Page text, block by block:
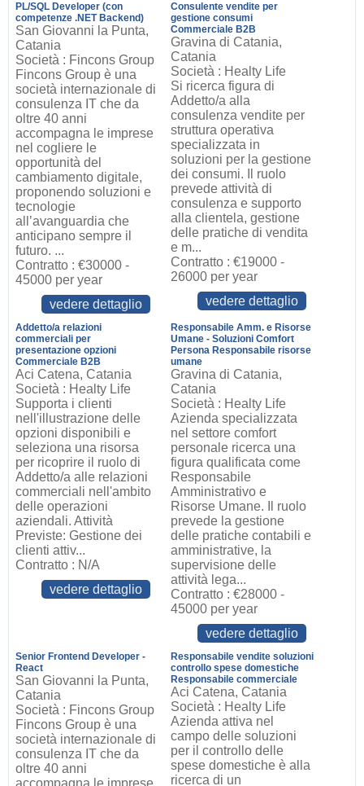
PL/SQL Developer (con
competenze .NET Backend)
San Giovanni la Punta,
Catania
Società : Fincons Group
Fincons Group è una
società internazionale di
consulenza IT che da
oltre 40 anni
accompagna le imprese
nel cogliere le
opportunità del
cambiamento digitale,
proponendo soluzioni e
tecnologie
all’avanguardia che
anticipano sempre il
futuro. ...
Contratto : €30000 -
45000 per year
vedere dettaglio
Consulente vendite per
gestione consumi
Commerciale B2B
Gravina di Catania,
Catania
Società : Healty Life
Si ricerca figura di
Addetto/a alla
consulenza vendite per
struttura operativa
specializzata in
soluzioni per la gestione
dei consumi. Il ruolo
prevede attività di
consulenza e supporto
alla clientela, gestione
delle pratiche di vendita
e m...
Contratto : €19000 -
26000 per year
vedere dettaglio
Addetto/a relazioni
commerciali per
presentazione opzioni
Commerciale B2B
Aci Catena, Catania
Società : Healty Life
Supporta i clienti
nell'illustrazione delle
opzioni disponibili e
seleziona una risorsa
per ricoprire il ruolo di
Addetto/a alle relazioni
commerciali nell'ambito
delle operazioni
aziendali. Attività
Previste: Gestione dei
clienti attiv...
Contratto : N/A
vedere dettaglio
Responsabile Amm. e Risorse
Umane - Soluzioni Comfort
Persona Responsabile risorse
umane
Gravina di Catania,
Catania
Società : Healty Life
Azienda specializzata
nel settore comfort
personale ricerca una
figura qualificata come
Responsabile
Amministrativo e
Risorse Umane. Il ruolo
prevede la gestione
delle pratiche contabili e
amministrative, la
supervisione delle
attività lega...
Contratto : €28000 -
45000 per year
vedere dettaglio
Senior Frontend Developer -
React
San Giovanni la Punta,
Catania
Società : Fincons Group
Fincons Group è una
società internazionale di
consulenza IT che da
oltre 40 anni
accompagna le imprese
Responsabile vendite soluzioni
controllo spese domestiche
Responsabile commerciale
Aci Catena, Catania
Società : Healty Life
Azienda attiva nel
campo delle soluzioni
per il controllo delle
spese domestiche è alla
ricerca di un